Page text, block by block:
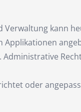
Verwaltung kann
Applikationen
oder